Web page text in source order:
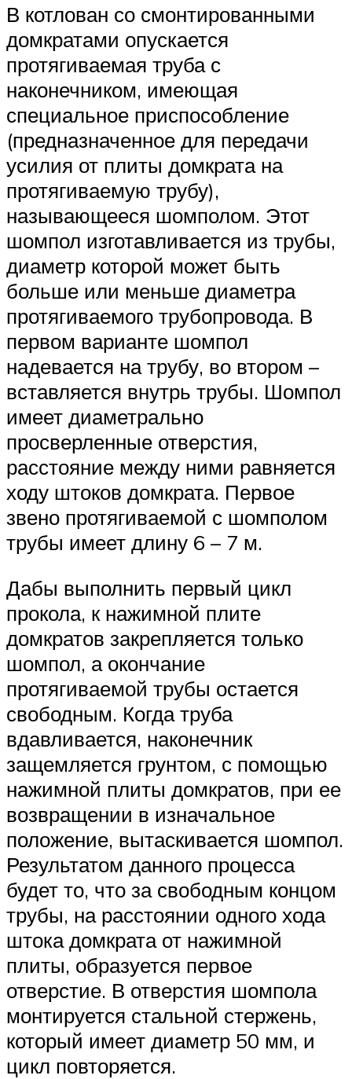
В котлован со смонтированными
домкратами опускается
протягиваемая труба с
наконечником, имеющая
специальное приспособление
(предназначенное для передачи
усилия от плиты домкрата на
протягиваемую трубу),
называющееся шомполом. Этот
шомпол изготавливается из трубы,
диаметр которой может быть
больше или меньше диаметра
протягиваемого трубопровода. В
первом варианте шомпол
надевается на трубу, во втором –
вставляется внутрь трубы. Шомпол
имеет диаметрально
просверленные отверстия,
расстояние между ними равняется
ходу штоков домкрата. Первое
звено протягиваемой с шомполом
трубы имеет длину 6 – 7 м.
Дабы выполнить первый цикл
прокола, к нажимной плите
домкратов закрепляется только
шомпол, а окончание
протягиваемой трубы остается
свободным. Когда труба
вдавливается, наконечник
защемляется грунтом, с помощью
нажимной плиты домкратов, при ее
возвращении в изначальное
положение, вытаскивается шомпол.
Результатом данного процесса
будет то, что за свободным концом
трубы, на расстоянии одного хода
штока домкрата от нажимной
плиты, образуется первое
отверстие. В отверстия шомпола
монтируется стальной стержень,
который имеет диаметр 50 мм, и
цикл повторяется.